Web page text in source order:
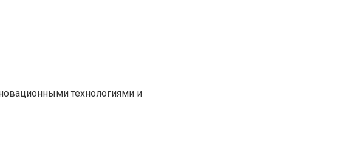
технологиями и